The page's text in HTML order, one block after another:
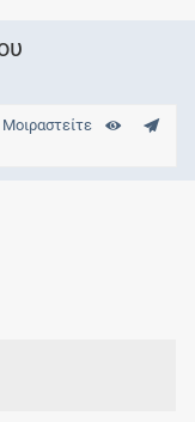
Μοιραστείτε